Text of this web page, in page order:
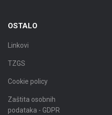
OSTALO
Linkovi
TZGS
Cookie policy
Zaštita osobnih
podataka - GDPR